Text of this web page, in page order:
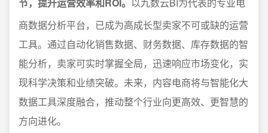
商数据分析平台，已成为高成长型卖家不可或缺的运营
工具。通过自动化销售数据、财务数据、库存数据的智
能分析，卖家可实时掌握全局，迅速响应市场变化，实
现科学决策和业绩突破。未来，内容电商将与智能化大
数据工具深度融合，推动整个行业向更高效、更智慧的
方向进化。